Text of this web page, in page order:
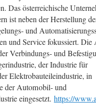
Das österreichische
ist neben der Herstellung
und
und Service fokussiert. Die
Verbindungs- und
der Industrie für
Elektrobauteileindustrie, in
der Automobil- und
eingesetzt. https://